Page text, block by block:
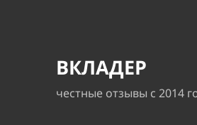
ВКЛАДЕР
честные отзывы с 2014